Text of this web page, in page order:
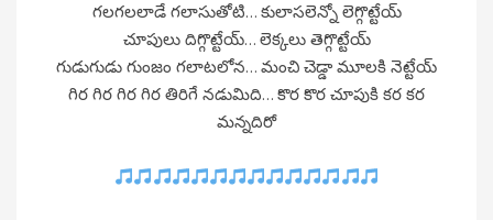
గలగలలాడే గలాసుతోటి… కులాసలెన్నో లెగ్గొట్టేయ్
చూపులు దిగ్గొట్టేయ్… లెక్కలు తెగ్గొట్టేయ్
గుడుగుడు గుంజం గలాటలోన… మంచి చెడ్డా మూలకి నెట్టేయ్
గిర గిర గిర గిర తిరిగే నడుమిది… కొర కొర చూపుకి కర కర
మన్నదిరో